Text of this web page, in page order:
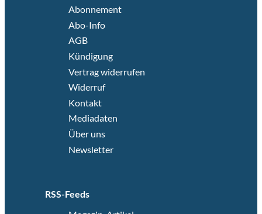
Abonnement
Abo-Info
AGB
Kündigung
Vertrag widerrufen
Widerruf
Kontakt
Mediadaten
Über uns
Newsletter
RSS-Feeds